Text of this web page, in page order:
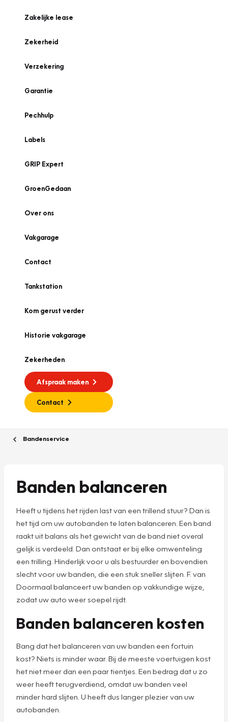
Zakelijke lease
Zekerheid
Verzekering
Garantie
Pechhulp
Labels
GRIP Expert
GroenGedaan
Over ons
Vakgarage
Contact
Tankstation
Kom gerust verder
Historie vakgarage
Zekerheden
Afspraak maken
Contact
Bandenservice
Banden balanceren
Heeft u tijdens het rijden last van een trillend stuur? Dan is
het tijd om uw autobanden te laten balanceren. Een band
raakt uit balans als het gewicht van de band niet overal
gelijk is verdeeld. Dan ontstaat er bij elke omwenteling
een trilling. Hinderlijk voor u als bestuurder en bovendien
slecht voor uw banden, die een stuk sneller slijten. F. van
Doormaal balanceert uw banden op vakkundige wijze,
zodat uw auto weer soepel rijdt.
Banden balanceren kosten
Bang dat het balanceren van uw banden een fortuin
kost? Niets is minder waar. Bij de meeste voertuigen kost
het niet meer dan een paar tientjes. Een bedrag dat u zo
weer heeft terugverdiend, omdat uw banden veel
minder hard slijten. U heeft dus langer plezier van uw
autobanden.